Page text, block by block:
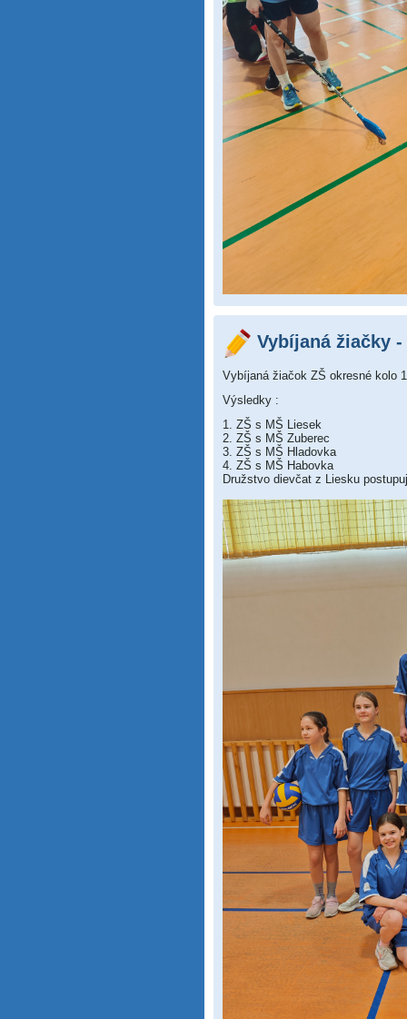
Vybíjaná žiačky
Vybíjaná žiačok ZŠ okresné kolo
Výsledky :
1. ZŠ s MŠ Liesek
2. ZŠ s MŠ Zuberec
3. ZŠ s MŠ Hladovka
4. ZŠ s MŠ Habovka
Družstvo dievčat z Liesku